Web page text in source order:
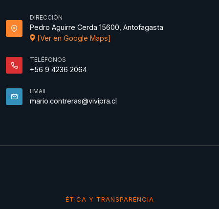
DIRECCIÓN
Pedro Aguirre Cerda 15600, Antofagasta
[Ver en Google Maps]
TELÉFONOS
+56 9 4236 2064
EMAIL
mario.contreras@vivipra.cl
ÉTICA Y TRANSPARENCIA